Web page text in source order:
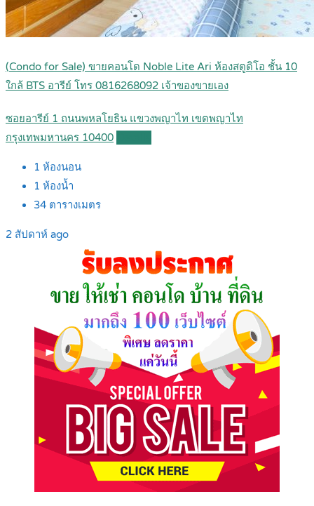
(Condo for Sale) ขายคอนโด Noble Lite Ari ห้องสตูดิโอ ชั้น 10
ใกล้ BTS อารีย์ โทร 0816268092 เจ้าของขายเอง
ซอยอารีย์ 1 ถนนพหลโยธิน แขวงพญาไท เขตพญาไท
กรุงเทพมหานคร 10400
1 ห้องนอน
1 ห้องน้ำ
34 ตารางเมตร
2 สัปดาห์ ago